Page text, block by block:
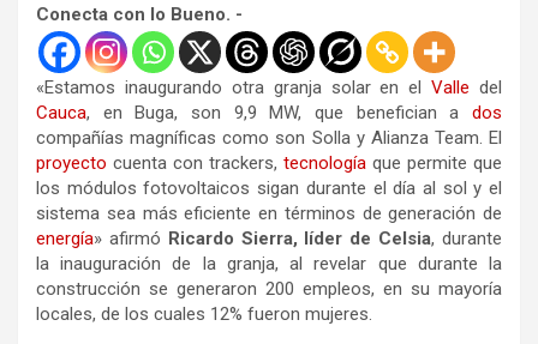
Conecta con lo Bueno. -
«Estamos inaugurando otra granja solar en elValle del
Cauca, en Buga, son 9,9 MW, que benefician a dos
compañías magníficas como son Solla y Alianza Team. El
proyecto cuenta con trackers, tecnología que permite que
los módulos fotovoltaicos sigan durante el día al sol y el
sistema sea más eficiente en términos de generación de
energía» afirmó Ricardo Sierra, líder de Celsia, durante
la inauguración de la granja, al revelar que durante la
construcción se generaron 200 empleos, en su mayoría
locales, de los cuales 12% fueron mujeres.